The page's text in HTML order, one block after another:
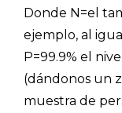
Donde N=el
ejemplo, al
P=99.9% el
(dándonos un
muestra de